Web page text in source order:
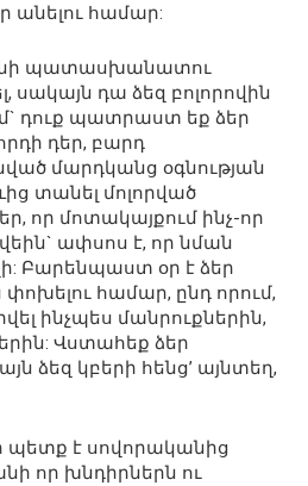
անելու համար:
պատասխանատու
սակայն դա ձեզ բոլորովին
դուք պատրաստ եք ձեր
դեր, բարդ
մարդկանց օգնության
տանել մոլորված
որ մոտակայքում ինչ-որ
ափսոս է, որ նման
Բարենպաստ օր է ձեր
փոխելու համար, ընդ որում,
ինչպես մանրուքներին,
Վստահեք ձեր
ձեզ կբերի հենց’ այնտեղ,
պետք է սովորականից
որ խնդիրներն ու